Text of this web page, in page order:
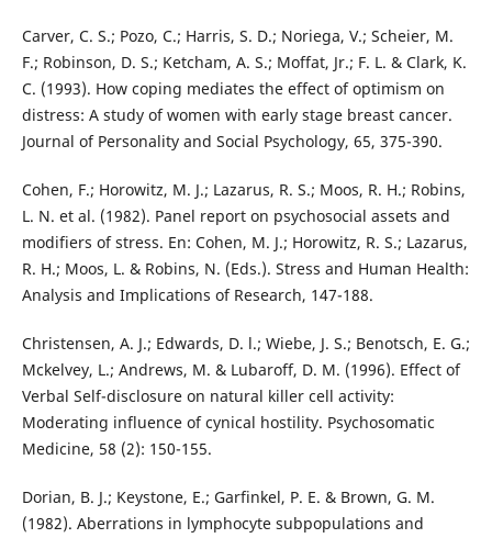
Carver, C. S.; Pozo, C.; Harris, S. D.; Noriega, V.; Scheier, M.
F.; Robinson, D. S.; Ketcham, A. S.; Moffat, Jr.; F. L. & Clark, K.
C. (1993). How coping mediates the effect of optimism on
distress: A study of women with early stage breast cancer.
Journal of Personality and Social Psychology, 65, 375-390.
Cohen, F.; Horowitz, M. J.; Lazarus, R. S.; Moos, R. H.; Robins,
L. N. et al. (1982). Panel report on psychosocial assets and
modifiers of stress. En: Cohen, M. J.; Horowitz, R. S.; Lazarus,
R. H.; Moos, L. & Robins, N. (Eds.). Stress and Human Health:
Analysis and Implications of Research, 147-188.
Christensen, A. J.; Edwards, D. l.; Wiebe, J. S.; Benotsch, E. G.;
Mckelvey, L.; Andrews, M. & Lubaroff, D. M. (1996). Effect of
Verbal Self-disclosure on natural killer cell activity:
Moderating influence of cynical hostility. Psychosomatic
Medicine, 58 (2): 150-155.
Dorian, B. J.; Keystone, E.; Garfinkel, P. E. & Brown, G. M.
(1982). Aberrations in lymphocyte subpopulations and